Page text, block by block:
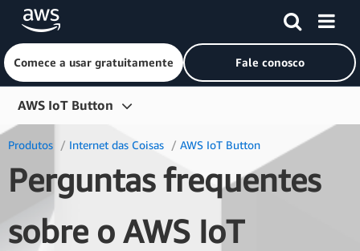
Pular para o conteúdo principal
Comece a usar gratuitamente Fale conosco
AWS IoT Button
Visão geral
Perguntas frequentes
Produtos Internet das Coisas AWS IoT Button
Perguntas frequentes
sobre o AWS IoT